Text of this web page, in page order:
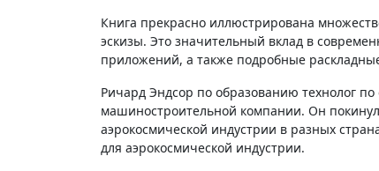
Книга прекрасно иллюстрирована
эскизы. Это значительный вклад в
приложений, а также подробные
Ричард Эндсор по образованию технолог
машиностроительной компании. Он
аэрокосмической индустрии в разных
для аэрокосмической индустрии.